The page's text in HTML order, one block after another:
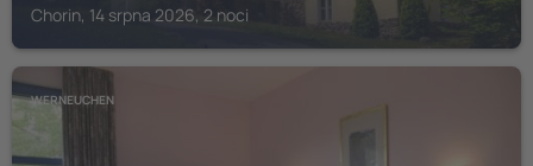
Chorin, 14 srpna 2026, 2 noci
WERNEUCHEN